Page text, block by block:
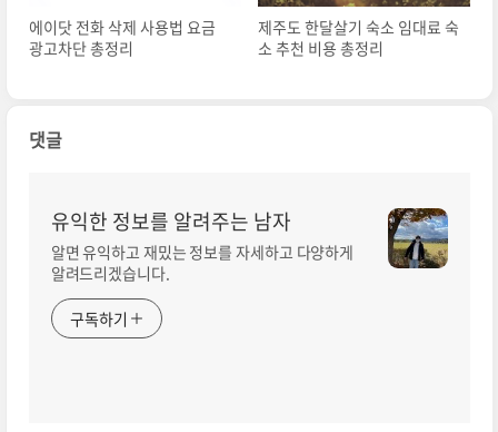
에이닷 전화 삭제 사용법 요금
광고차단 총정리
제주도 한달살기 숙소 임대료 숙
소 추천 비용 총정리
댓글
유익한 정보를 알려주는 남자
알면 유익하고 재밌는 정보를 자세하고 다양하게
알려드리겠습니다.
구독하기